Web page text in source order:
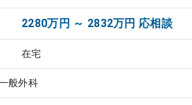
2280万円 ～ 2832万円 応相談
在宅
般外科